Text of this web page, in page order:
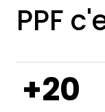
PPF
+20